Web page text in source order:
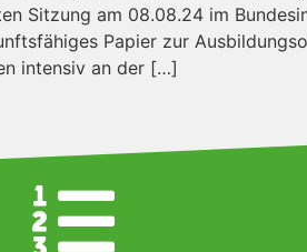
Sitzung am 08.08.24 im
Papier zur
intensiv an der […]